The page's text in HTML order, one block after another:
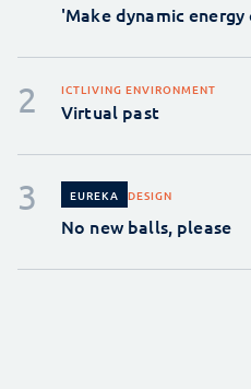
'Make dynamic
ICTLIVING ENVIRONMENT
Virtual past
EUREKA DESIGN
No new balls, please